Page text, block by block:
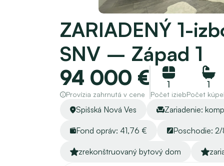
ZARIADENÝ 1-
SNV – Západ 1
94 000 €
Provízia zahrnutá v cene
1
Počet izieb
1
Počet
Spišská Nová Ves Zariadenie:
Fond opráv: 41,76 € Poschodie:
zrekonštruovaný bytový dom